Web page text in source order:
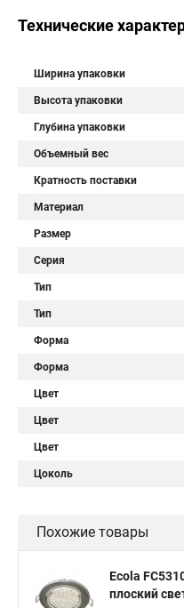
Технические
Ширина упаковки
Высота упаковки
Глубина упаковки
Объемный вес
Кратность поставки
Материал
Размер
Серия
Тип
Тип
Форма
Форма
Цвет
Цвет
Цвет
Цоколь
Похожие товары
Ecola
плоский